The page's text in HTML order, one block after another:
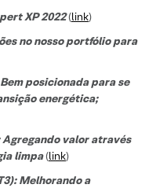
XP 2022(link)
no nosso portfólio para
posicionada para se
energética;
Agregando valor através
limpa(link)
Melhorando a